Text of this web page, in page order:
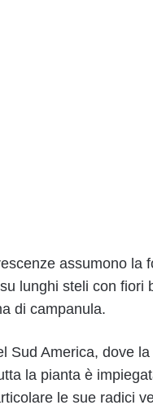
assumono la
lunghi steli con fiori
di campanula.
Sud America, dove
la pianta è
le sue radici